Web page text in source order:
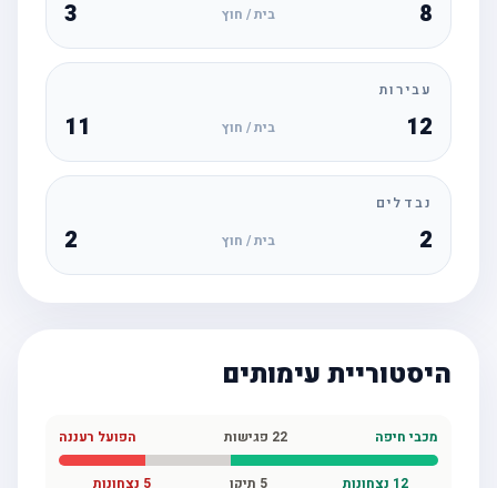
בית / חוץ
עבירות
12 בית / חוץ 11
נבדלים
בית / חוץ
היסטוריית עימותים
מכבי חיפה 22פגישות הפועל רעננה
12נצחונות תיקו נצחונות